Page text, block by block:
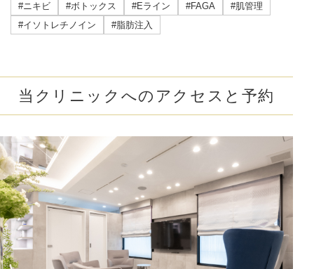
#ニキビ
#ボトックス #Eライン #FAGA
#肌管理
#イソトレチノイン
#脂肪注入
当クリニックへのアクセスと予約